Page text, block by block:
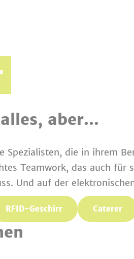
aber...
Spezialisten, die in ihrem
Teamwork, das auch
Und auf der
RFID-Geschirr Caterer